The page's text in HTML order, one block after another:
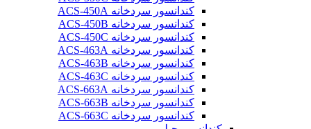
کندانسور سردخانه ACS-450A
کندانسور سردخانه ACS-450B
کندانسور سردخانه ACS-450C
کندانسور سردخانه ACS-463A
کندانسور سردخانه ACS-463B
کندانسور سردخانه ACS-463C
کندانسور سردخانه ACS-663A
کندانسور سردخانه ACS-663B
کندانسور سردخانه ACS-663C